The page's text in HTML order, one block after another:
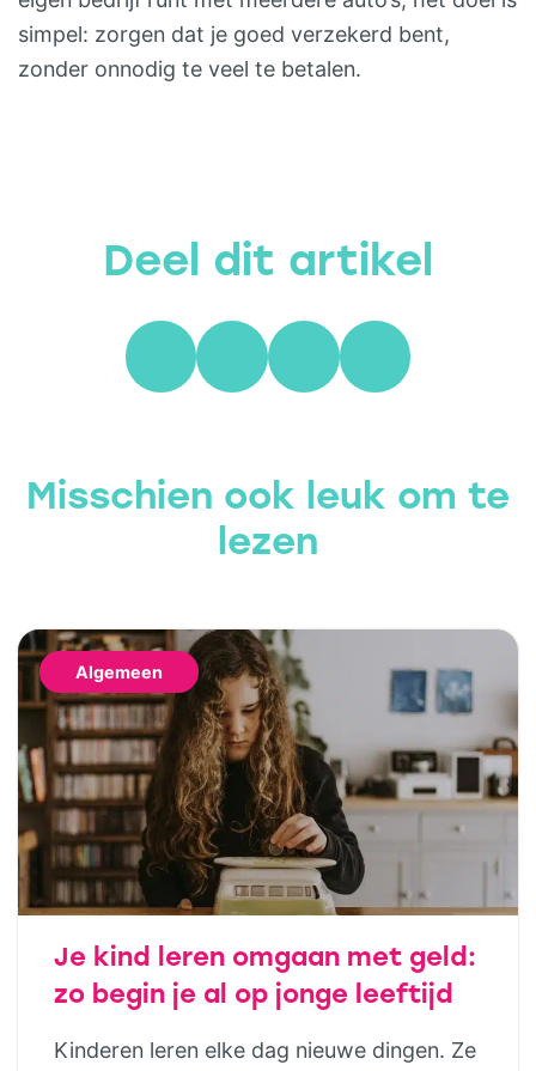
simpel: zorgen dat je goed verzekerd bent,
zonder onnodig te veel te betalen.
Deel dit artikel
Misschien ook leuk om te
lezen
Algemeen
Je kind leren omgaan met geld:
zo begin je al op jonge leeftijd
Kinderen leren elke dag nieuwe dingen. Ze